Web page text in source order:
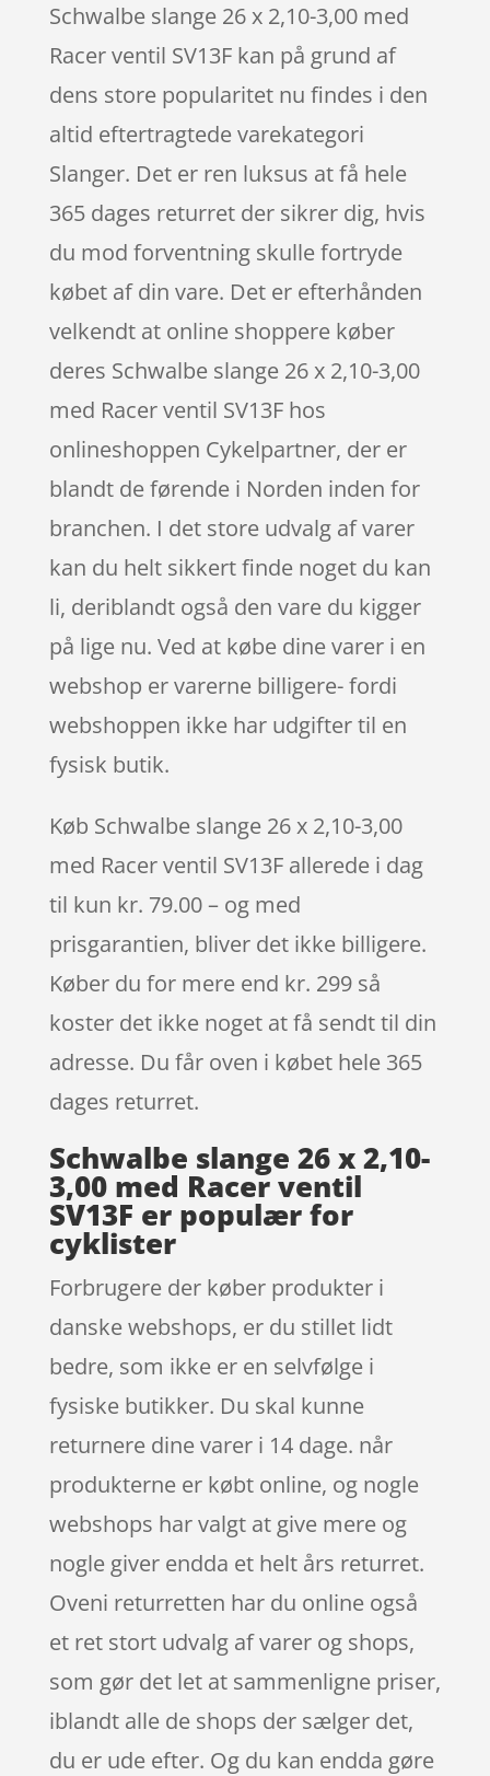
Schwalbe slange 26 x 2,10-3,00 med
Racer ventil SV13F kan på grund af
dens store popularitet nu findes i den
altid eftertragtede varekategori
Slanger. Det er ren luksus at få hele
365 dages returret der sikrer dig, hvis
du mod forventning skulle fortryde
købet af din vare. Det er efterhånden
velkendt at online shoppere køber
deres Schwalbe slange 26 x 2,10-3,00
med Racer ventil SV13F hos
onlineshoppen Cykelpartner, der er
blandt de førende i Norden inden for
branchen. I det store udvalg af varer
kan du helt sikkert finde noget du kan
li, deriblandt også den vare du kigger
på lige nu. Ved at købe dine varer i en
webshop er varerne billigere- fordi
webshoppen ikke har udgifter til en
fysisk butik.
Køb Schwalbe slange 26 x 2,10-3,00
med Racer ventil SV13F allerede i dag
til kun kr. 79.00 – og med
prisgarantien, bliver det ikke billigere.
Køber du for mere end kr. 299 så
koster det ikke noget at få sendt til din
adresse. Du får oven i købet hele 365
dages returret.
Schwalbe slange 26 x 2,10-
3,00 med Racer ventil
SV13F er populær for
cyklister
Forbrugere der køber produkter i
danske webshops, er du stillet lidt
bedre, som ikke er en selvfølge i
fysiske butikker. Du skal kunne
returnere dine varer i 14 dage. når
produkterne er købt online, og nogle
webshops har valgt at give mere og
nogle giver endda et helt års returret.
Oveni returretten har du online også
et ret stort udvalg af varer og shops,
som gør det let at sammenligne priser,
iblandt alle de shops der sælger det,
du er ude efter. Og du kan endda gøre